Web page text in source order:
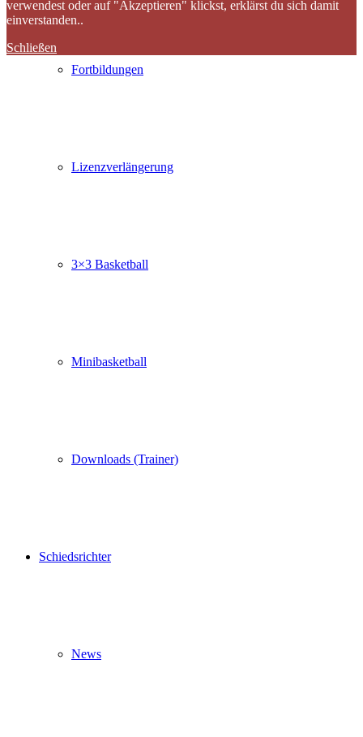
Fortbildungen
Lizenzverlängerung
3×3 Basketball
Minibasketball
Downloads (Trainer)
Schiedsrichter
News
verwendest oder auf "Akzeptieren" klickst, erklärst du sich damit
einverstanden..
Schließen